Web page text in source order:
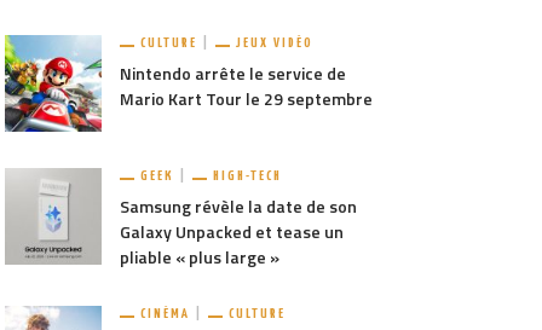
CULTURE JEUX VIDÉO
Nintendo arrête le service de
Mario Kart Tour le 29 septembre
GEEK HIGH-TECH
Samsung révèle la date de son
Galaxy Unpacked et tease un
pliable « plus large »
CINÉMA CULTURE